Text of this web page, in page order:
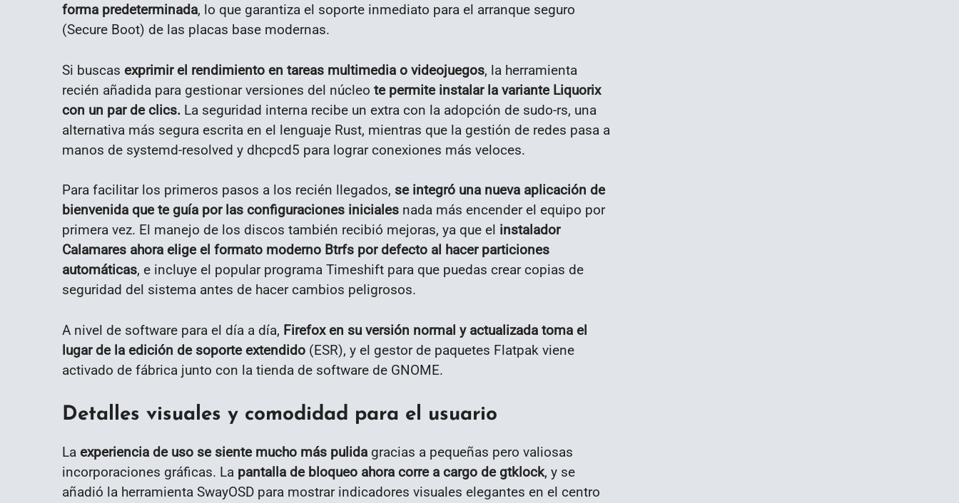
forma predeterminada, lo que garantiza el soporte inmediato para el arranque seguro
(Secure Boot) de las placas base modernas.
Si buscas exprimir el rendimiento en tareas multimedia o videojuegos, la herramienta
recién añadida para gestionar versiones del núcleo te permite instalar la variante Liquorix
con un par de clics. La seguridad interna recibe un extra con la adopción de sudo-rs, una
alternativa más segura escrita en el lenguaje Rust, mientras que la gestión de redes pasa a
manos de systemd-resolved y dhcpcd5 para lograr conexiones más veloces.
Para facilitar los primeros pasos a los recién llegados, se integró una nueva aplicación de
bienvenida que te guía por las configuraciones iniciales nada más encender el equipo por
primera vez. El manejo de los discos también recibió mejoras, ya que el instalador
Calamares ahora elige el formato moderno Btrfs por defecto al hacer particiones
automáticas, e incluye el popular programa Timeshift para que puedas crear copias de
seguridad del sistema antes de hacer cambios peligrosos.
A nivel de software para el día a día, Firefox en su versión normal y actualizada toma el
lugar de la edición de soporte extendido (ESR), y el gestor de paquetes Flatpak viene
activado de fábrica junto con la tienda de software de GNOME.
Detalles visuales y comodidad para el usuario
La experiencia de uso se siente mucho más pulida gracias a pequeñas pero valiosas
incorporaciones gráficas. La pantalla de bloqueo ahora corre a cargo de gtklock, y se
añadió la herramienta SwayOSD para mostrar indicadores visuales elegantes en el centro